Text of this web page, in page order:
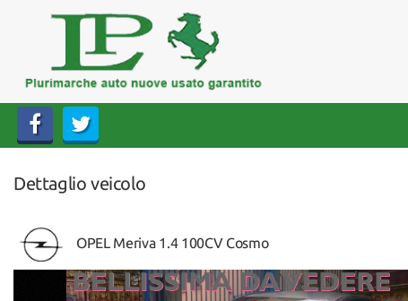
AZIENDA
LISTA VEICOLI
ACQUISTIAMO USATO
ASSISTENZA
Dettaglio veicolo
OPEL Meriva 1.4 100CV Cosmo